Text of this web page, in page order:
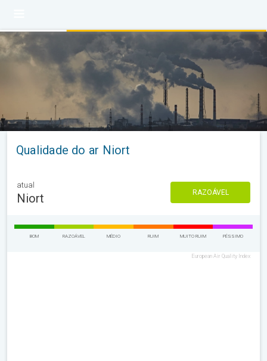
Qualidade do ar Niort
atual
Niort RAZOÁVEL
BOM RAZOÁVEL MÉDIO RUIM MUITO RUIM PÉSSIMO
European Air Quality Index